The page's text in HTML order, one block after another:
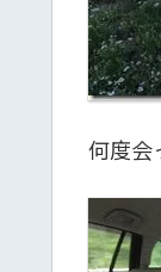
何度会